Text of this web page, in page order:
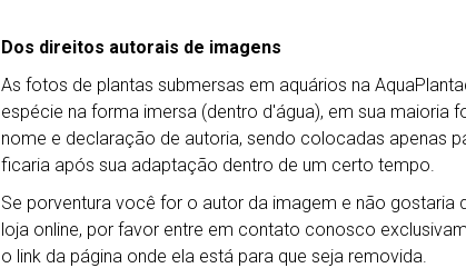
Dos direitos autorais de imagens
As fotos de plantas submersas em aquários na
espécie na forma imersa (dentro d'água), em sua maioria
nome e declaração de autoria, sendo colocadas apenas
ficaria após sua adaptação dentro de um certo tempo.
Se porventura você for o autor da imagem e não gostaria
loja online, por favor entre em contato conosco
o link da página onde ela está para que seja removida.